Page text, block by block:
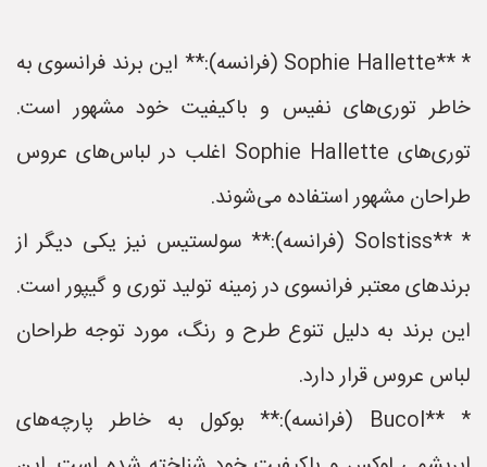
* **Sophie Hallette (فرانسه):** این برند فرانسوی به
خاطر توری‌های نفیس و باکیفیت خود مشهور است.
توری‌های Sophie Hallette اغلب در لباس‌های عروس
طراحان مشهور استفاده می‌شوند.
* **Solstiss (فرانسه):** سولستیس نیز یکی دیگر از
برندهای معتبر فرانسوی در زمینه تولید توری و گیپور است.
این برند به دلیل تنوع طرح و رنگ، مورد توجه طراحان
لباس عروس قرار دارد.
* **Bucol (فرانسه):** بوکول به خاطر پارچه‌های